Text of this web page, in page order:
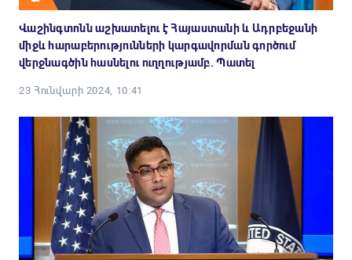
Վաշինգտոնն աշխատելու է Հայաստանի և Ադրբեջանի
միջև հարաբերությունների կարգավորման գործում
վերջնագծին հասնելու ուղղությամբ. Պատել
23 Հունվարի 2024, 10:41